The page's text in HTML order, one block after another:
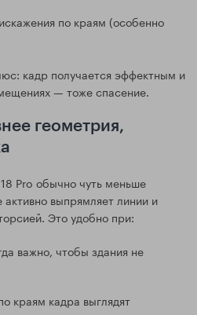
по краям (особенно
кадр получается эффектным и
— тоже спасение.
геометрия,
Pro обычно чуть меньше
выпрямляет линии и
Это удобно при:
важно, чтобы здания не
краям кадра выглядят